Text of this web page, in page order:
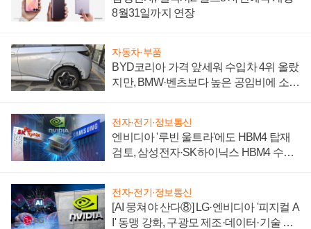
8월31일까지 연장
자동차·부품
BYD코리아 가격 앞세워 수입차 4위 올랐
지만, BMW·벤츠보다 높은 공임비에 소비
전자·전기·정보통신
엔비디아 '루빈 울트라'에도 HBM4 탑재
검토, 삼성전자·SK하이닉스 HBM4 수율
전자·전기·정보통신
[AI 뭉쳐야 산다⑧] LG·엔비디아 '피지컬 A
I' 동맹 강화, 구광모 제조·데이터·기술 결